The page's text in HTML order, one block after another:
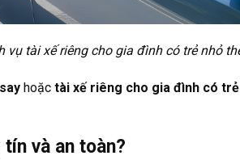
vụ tài xế riêng cho gia đình có trẻ nhỏ
hoặc tài xế riêng cho gia đình có
và an toàn?